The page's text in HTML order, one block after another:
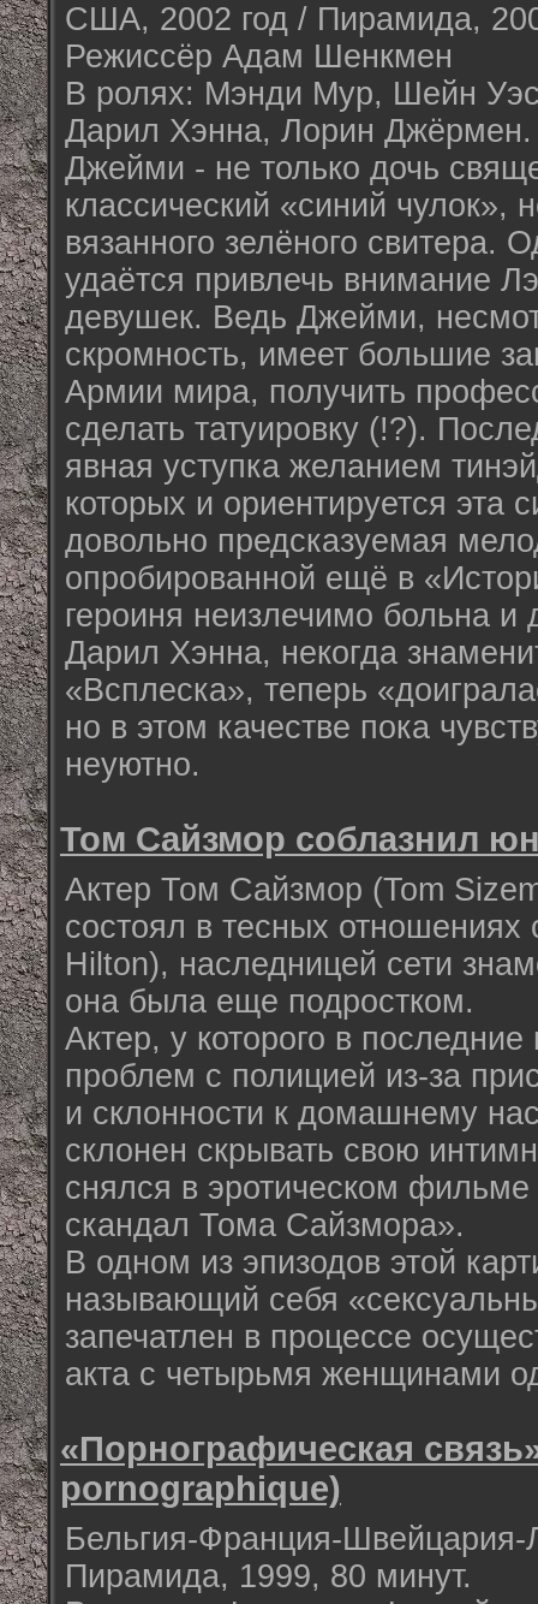
США, 2002 год / Пирамида,
Режиссёр Адам Шенкмен
В ролях: Мэнди Мур, Шейн
Дарил Хэнна, Лорин Джёрмен.
Джейми - не только дочь
классический «синий чулок»,
вязанного зелёного свитера.
удаётся привлечь внимание
девушек. Ведь Джейми,
скромность, имеет большие
Армии мира, получить
сделать татуировку (!?).
явная уступка желанием
которых и ориентируется эта
довольно предсказуемая
опробированной ещё в
героиня неизлечимо больна и
Дарил Хэнна, некогда
«Всплеска», теперь
но в этом качестве пока
неуютно.
Том Сайзмор соблазнил
Актер Том Сайзмор (Tom
состоял в тесных
Hilton), наследницей сети
она была еще подростком.
Актер, у которого в
проблем с полицией из-за
и склонности к домашнему
склонен скрывать свою
снялся в эротическом
скандал Тома Сайзмора».
В одном из эпизодов этой
называющий себя
запечатлен в процессе
акта с четырьмя женщинами
«Порнографическая
pornographique)
Бельгия-Франция-Швейцария-
Пирамида, 1999, 80 минут.